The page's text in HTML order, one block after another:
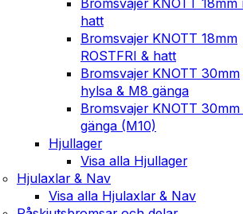
hatt
Bromsvajer KNOTT 18mm
ROSTFRI & hatt
Bromsvajer KNOTT 30mm
hylsa & M8 gänga
Bromsvajer KNOTT 30mm
gänga (M10)
Hjullager
Visa alla Hjullager
Hjulaxlar & Nav
Visa alla Hjulaxlar & Nav